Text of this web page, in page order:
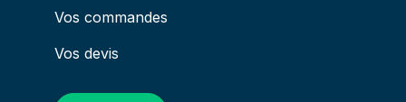
Vos commandes
Vos devis